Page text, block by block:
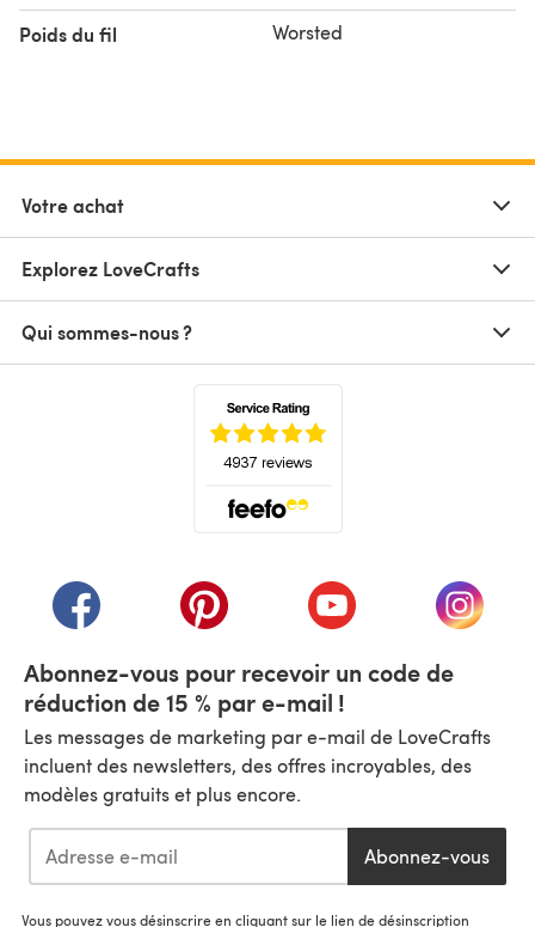
Poids du fil Worsted
Votre achat
Explorez LoveCrafts
Qui sommes-nous ?
(s'ouvre dans un nouvel onglet)
(s'ouvre dans un nouvel onglet)
(s'ouvre dans un(s'ouvre
Abonnez-vous pour recevoir un code de
réduction de 15 % par e-mail !
Les messages de marketing par e-mail de LoveCrafts
incluent des newsletters, des offres incroyables, des
modèles gratuits et plus encore.
Abonnez-vous
Vous pouvez vous désinscrire en cliquant sur le lien de désinscription